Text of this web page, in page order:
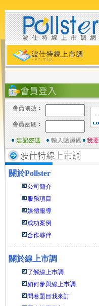
關於Pollster
公司簡介
服務項目
媒體報導
成功案例
合作夥伴
關於線上市調
了解線上市調
如何參與線上市調
問卷題目我來訂